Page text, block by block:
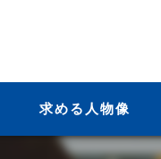
求める人物像